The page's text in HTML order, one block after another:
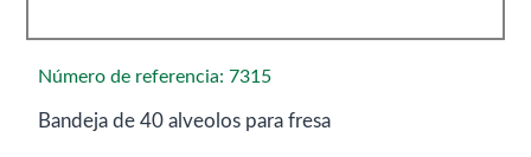
Número de referencia: 7315
Bandeja de 40 alveolos para fresa